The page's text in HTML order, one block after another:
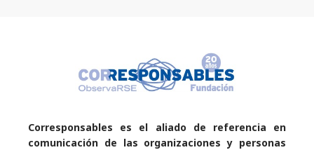
Corresponsables es el aliado de referencia en
comunicación de las organizaciones y personas